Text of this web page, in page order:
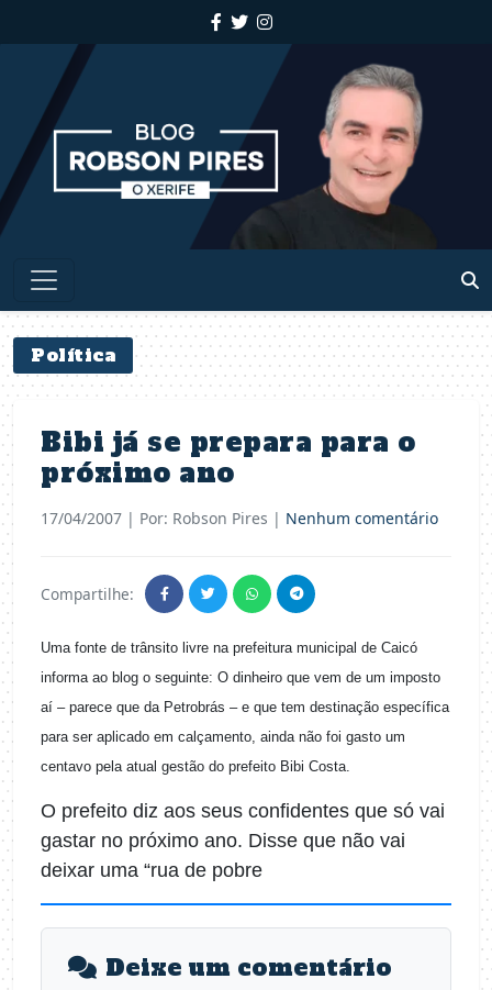
Política
Bibi já se prepara para o
próximo ano
17/04/2007 | Por: Robson Pires | Nenhum comentário
Compartilhe:
Uma fonte de trânsito livre na prefeitura municipal de Caicó
informa ao blog o seguinte: O dinheiro que vem de um imposto
aí – parece que da Petrobrás – e que tem destinação específica
para ser aplicado em calçamento, ainda não foi gasto um
centavo pela atual gestão do prefeito Bibi Costa.
O prefeito diz aos seus confidentes que só vai
gastar no próximo ano. Disse que não vai
deixar uma “rua de pobre
Deixe um comentário